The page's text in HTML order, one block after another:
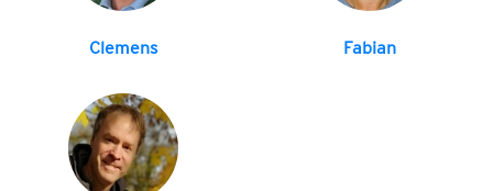
Clemens Fabian